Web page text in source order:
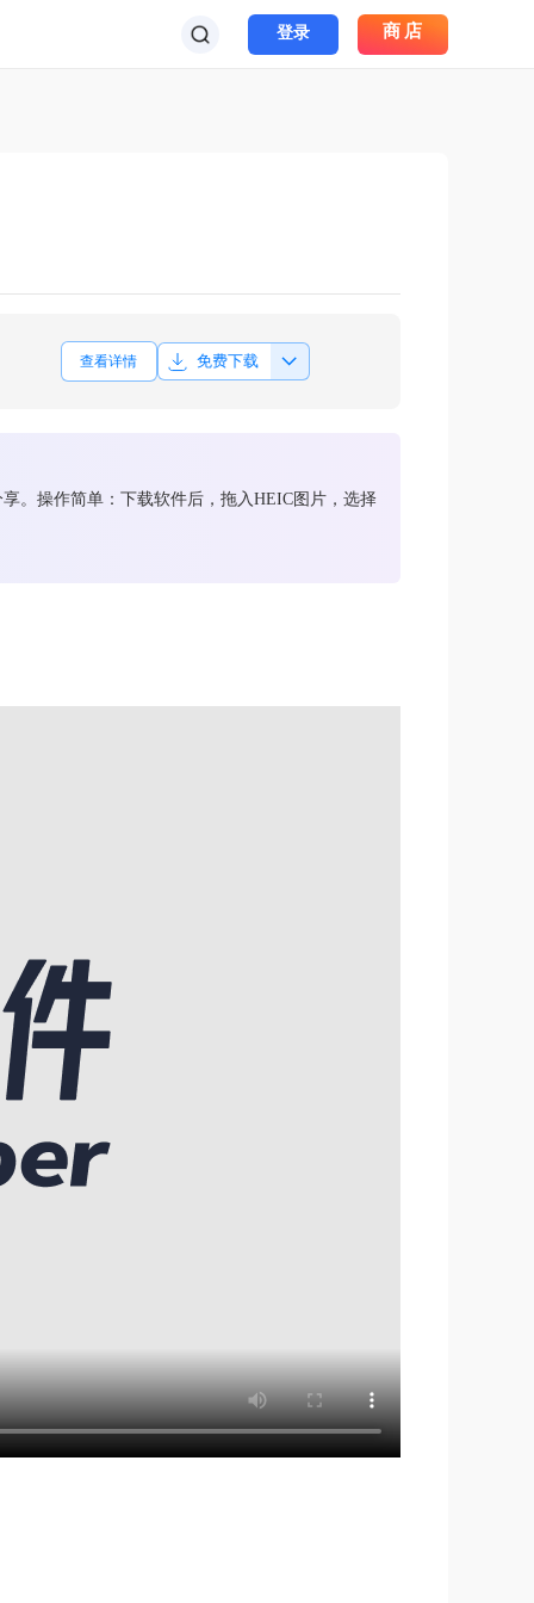
登录 商店
查看详情 免费下载
。操作简单：下载软件后，拖入HEIC图片，选择